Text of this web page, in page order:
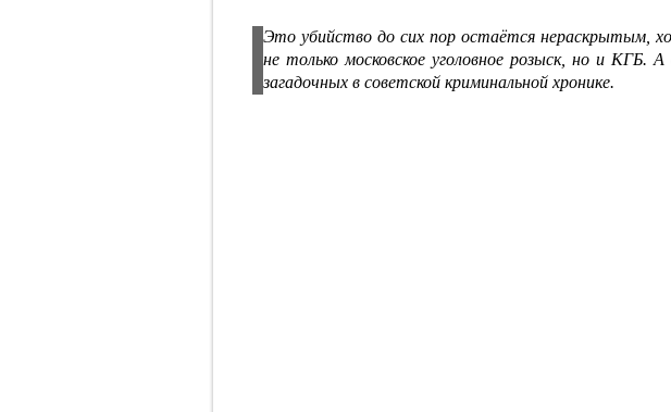
Это убийство до сих пор остаётся нераскрытым,
не только московское уголовное розыск, но и КГБ.
загадочных в советской криминальной хронике.